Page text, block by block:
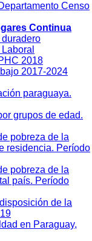
Censo
Continua
2018
2017-2024
paraguaya.
grupos de edad.
pobreza de la
residencia. Período
pobreza de la
país. Período
de la
en Paraguay,